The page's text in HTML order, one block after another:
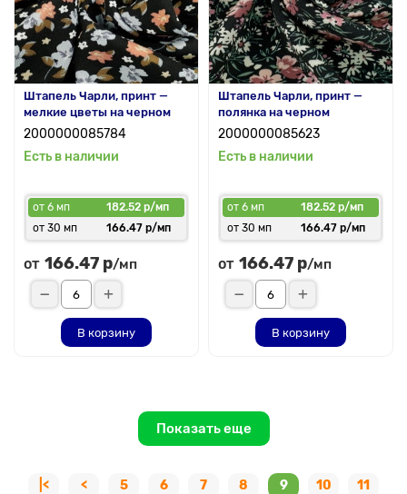
Штапель Чарли, принт —
мелкие цветы на черном
2000000085784
Есть в наличии
от 6 мп
182.52 р/мп
от 30 мп
166.47 р/мп
от 166.47 р/мп
В корзину
Штапель Чарли, принт —
полянка на черном
2000000085623
Есть в наличии
от 6 мп
182.52 р/мп
от 30 мп
166.47 р/мп
от 166.47 р/мп
В корзину
Показать еще
|< < 5 6 7 8 9 10 11